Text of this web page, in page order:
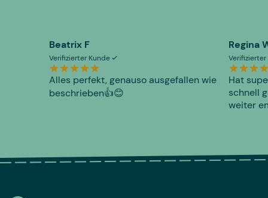
Beatrix F
Verifizierter Kunde
Alles perfekt, genauso ausgefallen wie
beschrieben👍😊
Regina
Hat
schnell
weiter